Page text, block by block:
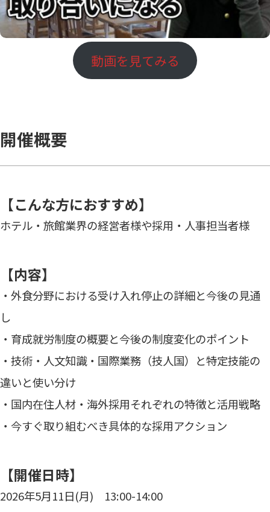
動画を見てみる
開催概要
【こんな方におすすめ】
ホテル・旅館業界の経営者様や採用・人事担当者様
【内容】
・外食分野における受け入れ停止の詳細と今後の見通
し
・育成就労制度の概要と今後の制度変化のポイント
・技術・人文知識・国際業務（技人国）と特定技能の
違いと使い分け
・国内在住人材・海外採用それぞれの特徴と活用戦略
・今すぐ取り組むべき具体的な採用アクション
【開催日時】
2026年5月11日(月) 13:00-14:00